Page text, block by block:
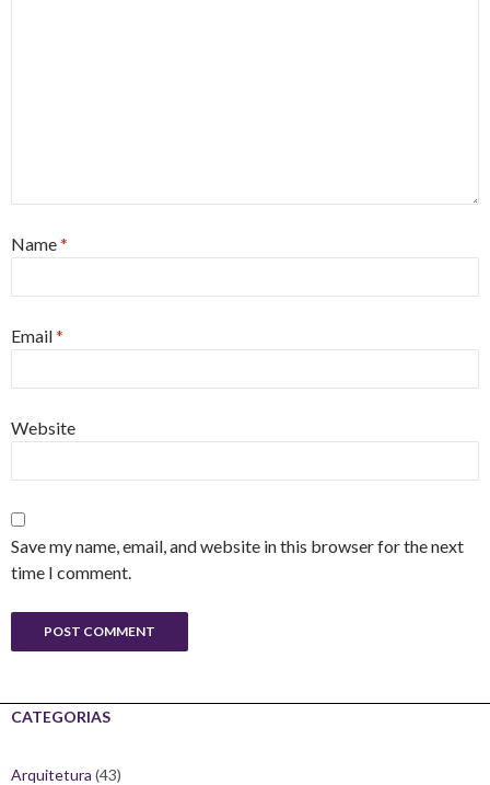
Name*
Email*
Website
Save my name, email, and website in this browser for the next
time I comment.
CATEGORIAS
Arquitetura (43)